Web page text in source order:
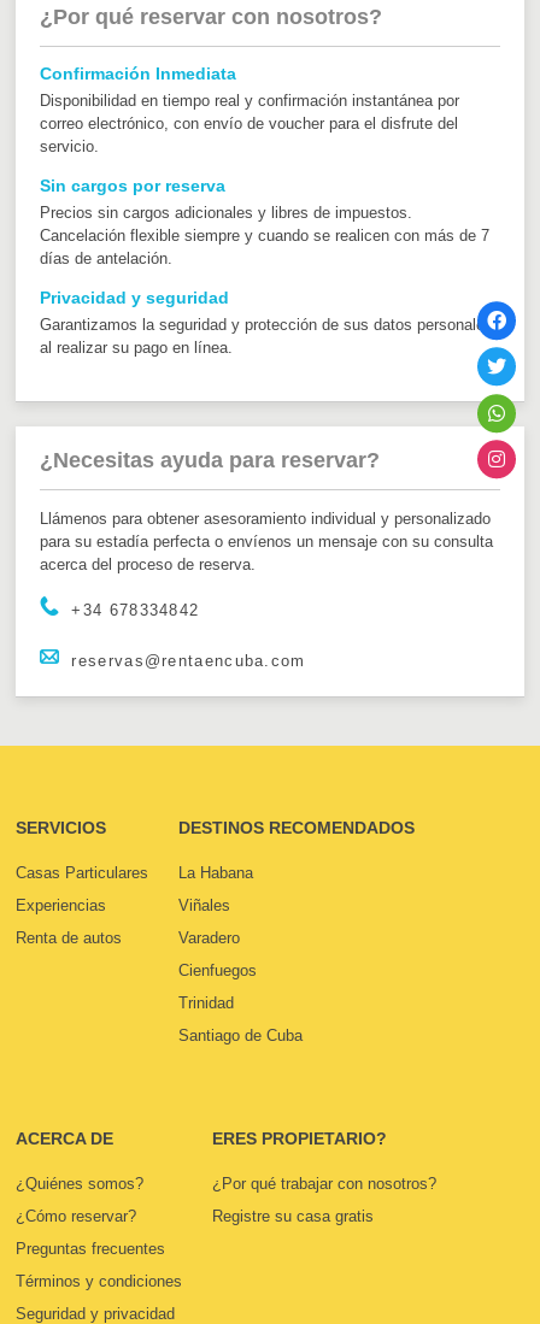
¿Por qué reservar con nosotros?
Confirmación Inmediata
Disponibilidad en tiempo real y confirmación instantánea por
correo electrónico, con envío de voucher para el disfrute del
servicio.
Sin cargos por reserva
Precios sin cargos adicionales y libres de impuestos.
Cancelación flexible siempre y cuando se realicen con más de 7
días de antelación.
Privacidad y seguridad
Garantizamos la seguridad y protección de sus datos personales
al realizar su pago en línea.
¿Necesitas ayuda para reservar?
Llámenos para obtener asesoramiento individual y personalizado
para su estadía perfecta o envíenos un mensaje con su consulta
acerca del proceso de reserva.
+34 678334842
reservas@rentaencuba.com
SERVICIOS
Casas Particulares
Experiencias
Renta de autos
DESTINOS RECOMENDADOS
La Habana
Viñales
Varadero
Cienfuegos
Trinidad
Santiago de Cuba
ACERCA DE
¿Quiénes somos?
¿Cómo reservar?
Preguntas frecuentes
Términos y condiciones
Seguridad y privacidad
ERES PROPIETARIO?
¿Por qué trabajar con nosotros?
Registre su casa gratis